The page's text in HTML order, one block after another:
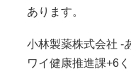
あります。
小林製薬株式会社 -
ワイ健康推進課+6